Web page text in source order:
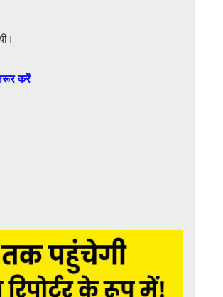
करें